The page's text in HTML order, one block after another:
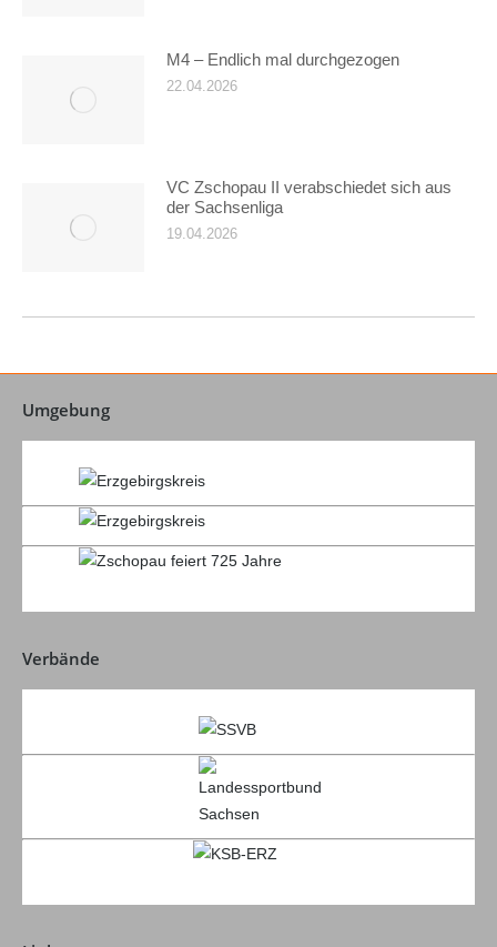
M4 – Endlich mal durchgezogen
22.04.2026
VC Zschopau II verabschiedet sich aus
der Sachsenliga
19.04.2026
Umgebung
Verbände